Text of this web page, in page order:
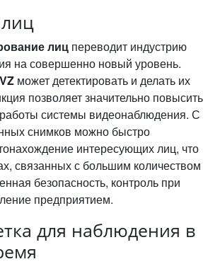
лиц переводит индустрию
на совершенно новый уровень.
может детектировать и делать их
позволяет значительно повысить
системы видеонаблюдения. С
снимков можно быстро
интересующих лиц, что
связанных с большим количеством
безопасность, контроль при
предприятием.
для наблюдения в